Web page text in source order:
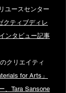
ユースセンター
クティブディレ
ンタビュー記事
クリエイティ
for Arts」
、Tara Sansone